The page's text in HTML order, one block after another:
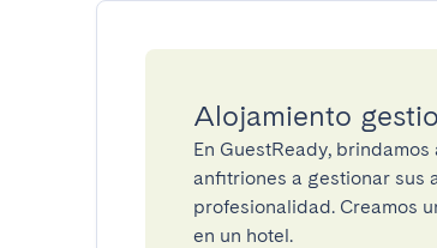
Alojamiento
En GuestReady,
anfitriones a gestionar sus
profesionalidad. Creamos
en un hotel.